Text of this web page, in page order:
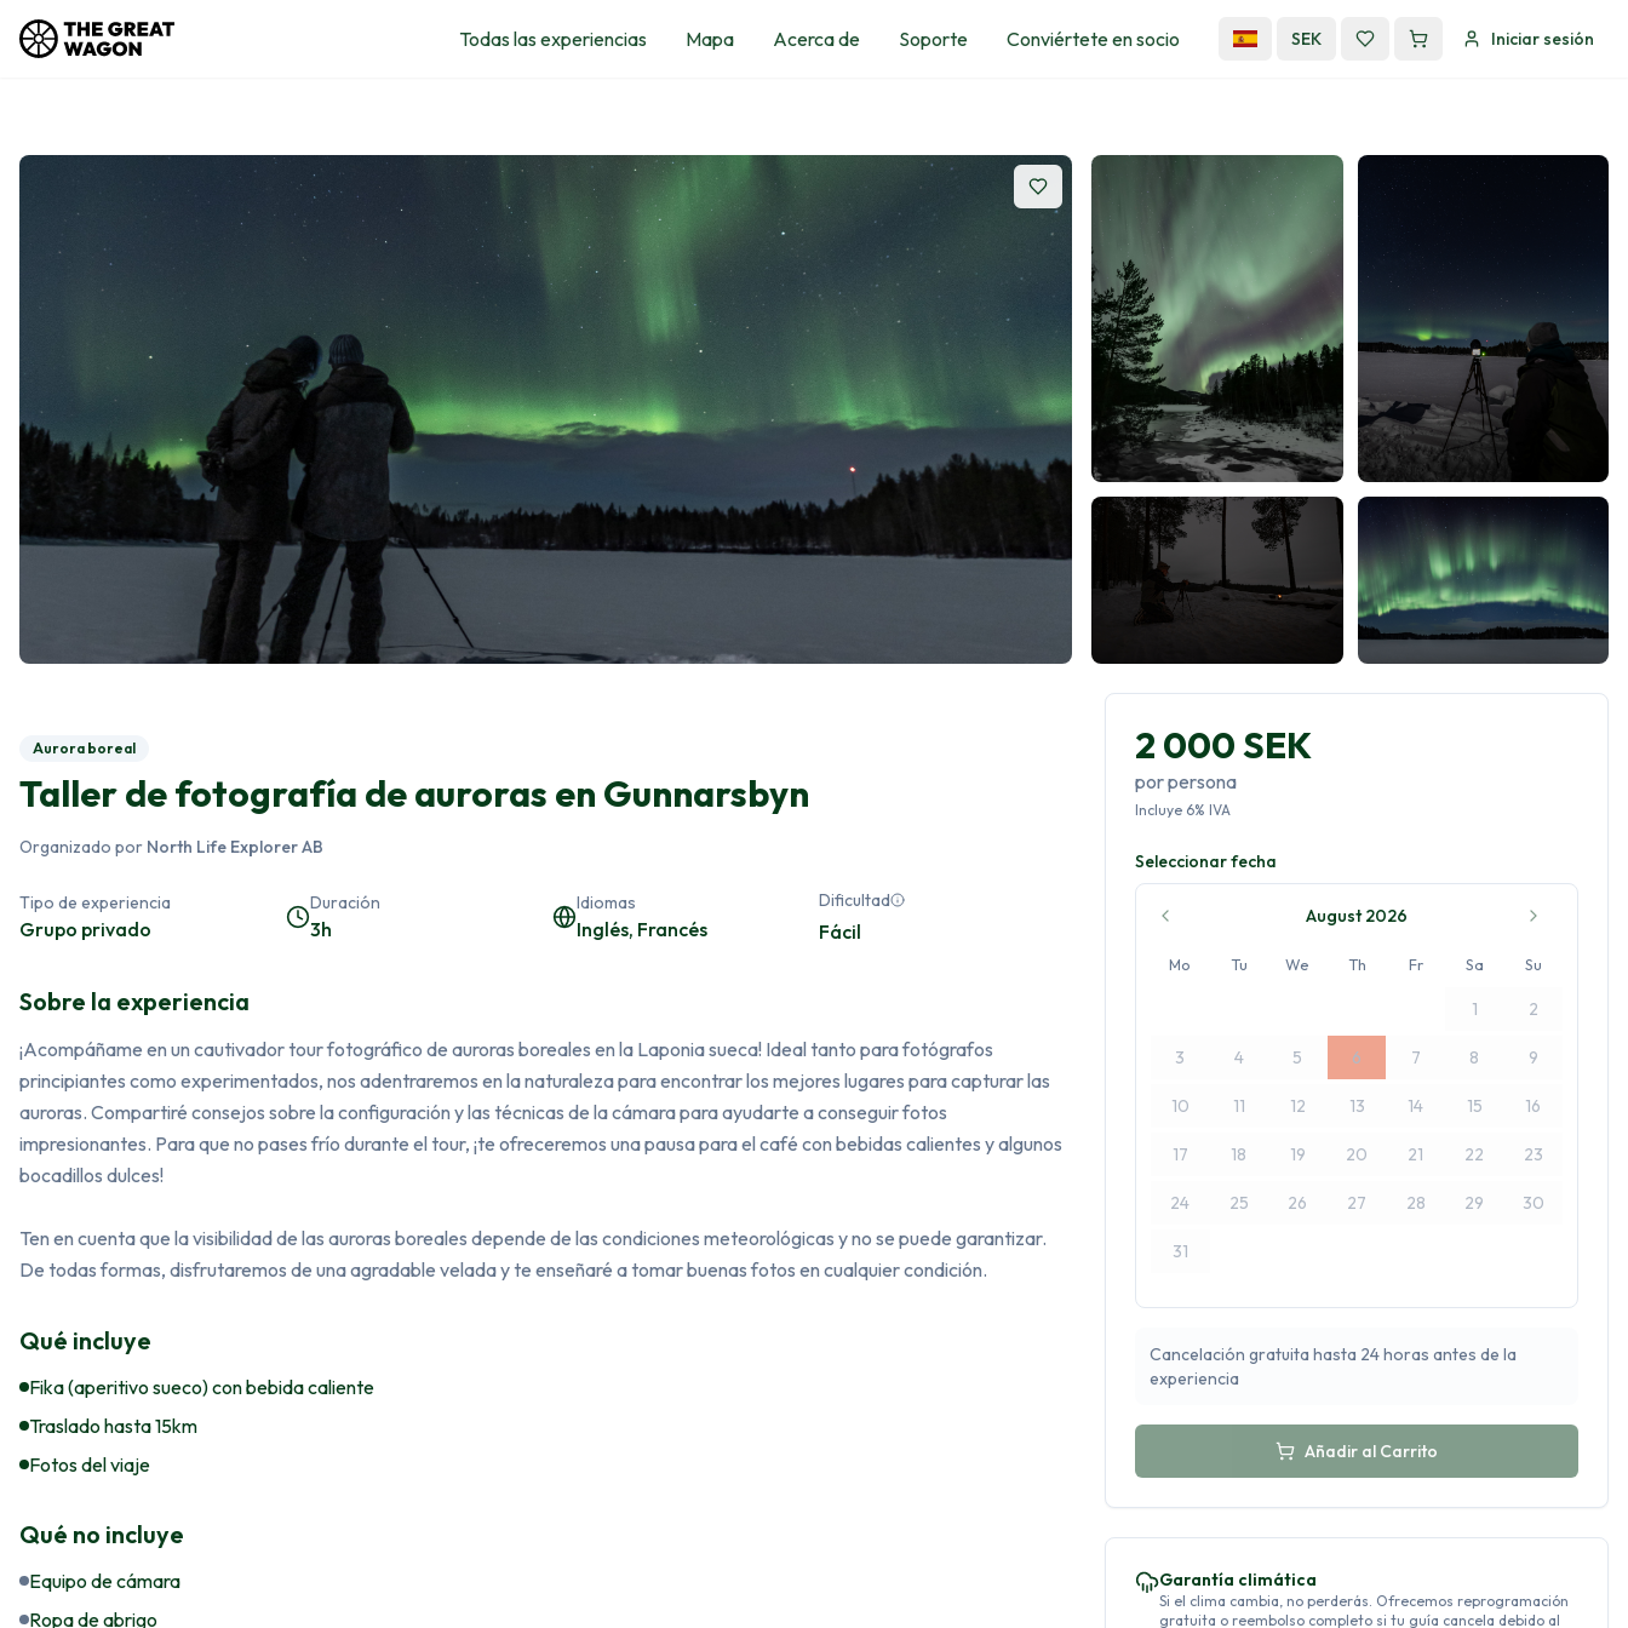
Todas las experiencias Mapa Acerca de Soporte Conviértete en socio SEK Iniciar sesión
Aurora boreal
Taller de fotografía de auroras en Gunnarsbyn
Organizado por North Life Explorer AB
Tipo de experiencia
Grupo privado
Duración
3h
Idiomas
Inglés, Francés
Dificultad
Fácil
Sobre la experiencia
¡Acompáñame en un cautivador tour fotográfico de auroras boreales en la Laponia sueca! Ideal tanto para fotógrafos
principiantes como experimentados, nos adentraremos en la naturaleza para encontrar los mejores lugares para capturar las
auroras. Compartiré consejos sobre la configuración y las técnicas de la cámara para ayudarte a conseguir fotos
impresionantes. Para que no pases frío durante el tour, ¡te ofreceremos una pausa para el café con bebidas calientes y algunos
bocadillos dulces!
Ten en cuenta que la visibilidad de las auroras boreales depende de las condiciones meteorológicas y no se puede garantizar.
De todas formas, disfrutaremos de una agradable velada y te enseñaré a tomar buenas fotos en cualquier condición.
Qué incluye
Fika (aperitivo sueco) con bebida caliente
Traslado hasta 15km
Fotos del viaje
Qué no incluye
Equipo de cámara
Ropa de abrigo
2 000 SEK
por persona
Incluye 6% IVA
Seleccionar fecha
August 2026
Mo Tu We Th Fr Sa Su
1 2
3 4 5 6 7 8 9
10 11 12 13 14 15 16
17 18 19 20 21 22 23
24 25 26 27 28 29 30
31
Cancelación gratuita hasta 24 horas antes de la
experiencia
Añadir al Carrito
Garantía climática
Si el clima cambia, no perderás. Ofrecemos reprogramación
gratuita o reembolso completo si tu guía cancela debido al